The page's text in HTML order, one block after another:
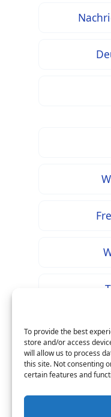
To provide the best
store and/or access
will allow us to process
this site. Not consenting
certain features and
* Bei mit diesem
handelt es sich
Mehrkosten – als